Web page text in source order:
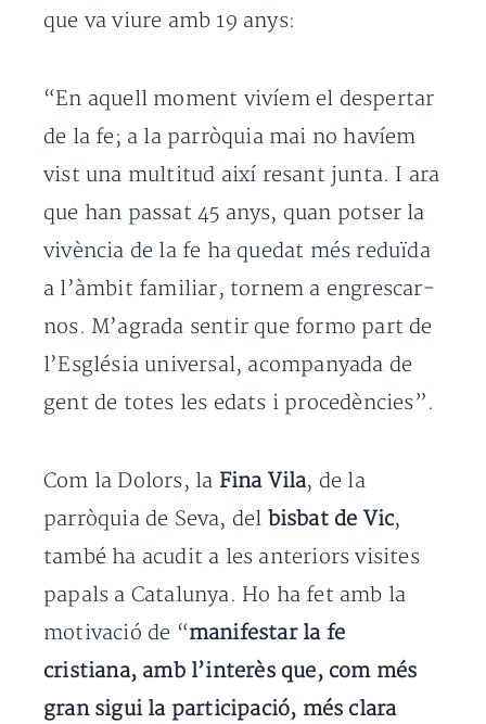
que va viure amb 19 anys:
“En aquell moment vivíem el despertar
de la fe; a la parròquia mai no havíem
vist una multitud així resant junta. I ara
que han passat 45 anys, quan potser la
vivència de la fe ha quedat més reduïda
a l’àmbit familiar, tornem a engrescar-
nos. M’agrada sentir que formo part de
l’Església universal, acompanyada de
gent de totes les edats i procedències”.
Com la Dolors, la Fina Vila, de la
parròquia de Seva, del bisbat de Vic,
també ha acudit a les anteriors visites
papals a Catalunya. Ho ha fet amb la
motivació de “manifestar la fe
cristiana, amb l’interès que, com més
gran sigui la participació, més clara